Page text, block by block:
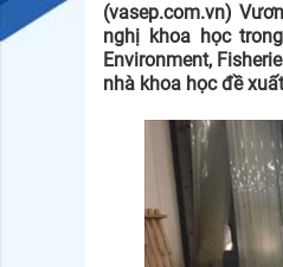
(vasep.com.vn)
nghị khoa học
Environment,
nhà khoa học đề